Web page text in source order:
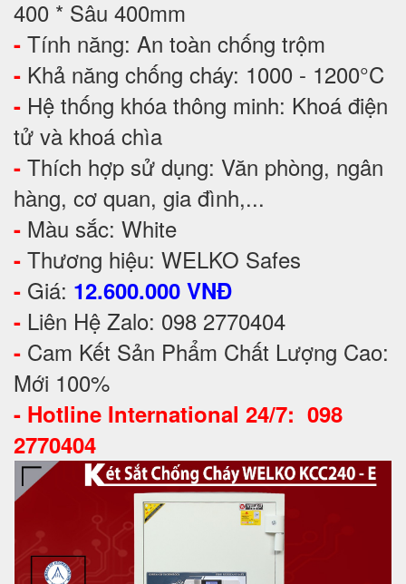
400 * Sâu 400mm
- Tính năng: An toàn chống trộm
- Khả năng chống cháy: 1000 - 1200°C
- Hệ thống khóa thông minh: Khoá điện
tử và khoá chìa
- Thích hợp sử dụng: Văn phòng, ngân
hàng, cơ quan, gia đình,...
- Màu sắc: White
- Thương hiệu: WELKO Safes
- Giá: 12.600.000 VNĐ
- Liên Hệ Zalo: 098 2770404
- Cam Kết Sản Phẩm Chất Lượng Cao:
Mới 100%
- Hotline International 24/7: 098
2770404